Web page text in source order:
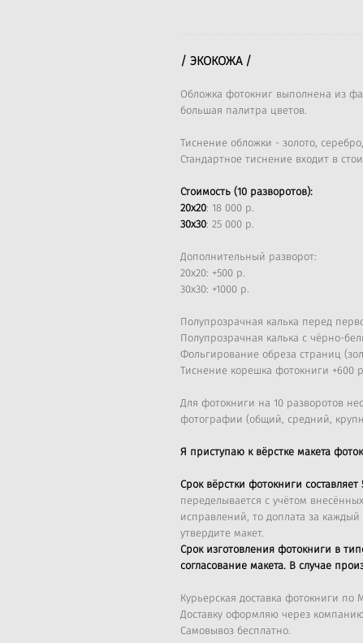
/ ЭКОКОЖА /
Обложка фотокниг выполнена из
большая палитра цветов.
Тиснение обложки - золото,
Стандартное тиснение входит в
Стоимость (10 разворотов):
20х20: 18 000 р.
30х30: 25 000 р.
Дополнительный разворот:
20х20: +500 р.
30х30: +1000 р.
Полупрозрачная калька перед
Полупрозрачная калька с чёрно-
Фольгирование обреза страниц
Тиснение корешка фотокниги +600
Для фотокниги на 10 разворотов
фотографии (общий, средний,
Я приступаю к вёрстке макета
Срок вёрстки фотокниги составляет
переделывается с учётом
исправлений, то доплата за каждый
утвердите макет.
Срок изготовления фотокниги в
согласование макета. В случае
Курьерская доставка фотокниги по
Доставку оформляю через компанию
Самовывоз бесплатно.